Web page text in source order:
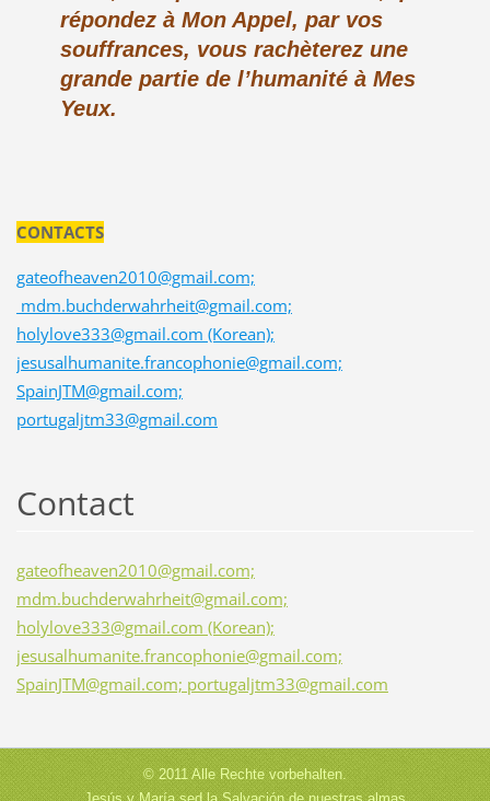
répondez à Mon Appel, par vos
souffrances, vous rachèterez une
grande partie de l’humanité à Mes
Yeux.
CONTACTS
gateofheaven2010@gmail.com;
mdm.buchderwahrheit@gmail.com;
holylove333@gmail.com (Korean);
jesusalhumanite.francophonie@gmail.com;
SpainJTM@gmail.com;
portugaljtm33@gmail.com
Contact
gateofheaven2010@gmail.com;
mdm.buchderwahrheit@gmail.com;
holylove333@gmail.com (Korean);
jesusalhumanite.francophonie@gmail.com;
SpainJTM@gmail.com; portugaljtm33@gmail.com
© 2011 Alle Rechte vorbehalten.